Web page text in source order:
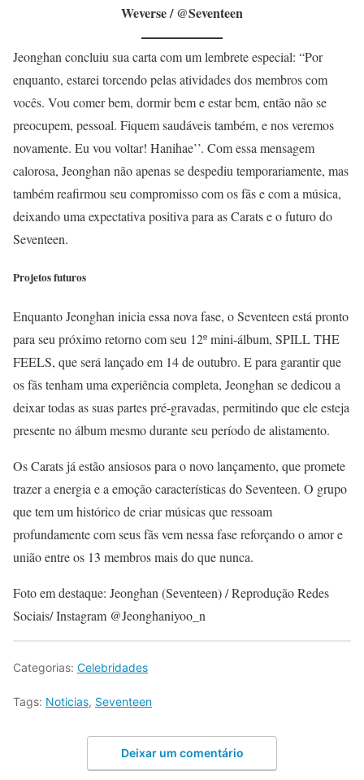
Weverse / @Seventeen
Jeonghan concluiu sua carta com um lembrete especial: “Por
enquanto, estarei torcendo pelas atividades dos membros com
vocês. Vou comer bem, dormir bem e estar bem, então não se
preocupem, pessoal. Fiquem saudáveis também, e nos veremos
novamente. Eu vou voltar! Hanihae’’. Com essa mensagem
calorosa, Jeonghan não apenas se despediu temporariamente, mas
também reafirmou seu compromisso com os fãs e com a música,
deixando uma expectativa positiva para as Carats e o futuro do
Seventeen.
Projetos futuros
Enquanto Jeonghan inicia essa nova fase, o Seventeen está pronto
para seu próximo retorno com seu 12º mini-álbum, SPILL THE
FEELS, que será lançado em 14 de outubro. E para garantir que
os fãs tenham uma experiência completa, Jeonghan se dedicou a
deixar todas as suas partes pré-gravadas, permitindo que ele esteja
presente no álbum mesmo durante seu período de alistamento.
Os Carats já estão ansiosos para o novo lançamento, que promete
trazer a energia e a emoção características do Seventeen. O grupo
que tem um histórico de criar músicas que ressoam
profundamente com seus fãs vem nessa fase reforçando o amor e
união entre os 13 membros mais do que nunca.
Foto em destaque: Jeonghan (Seventeen) / Reprodução Redes
Sociais/ Instagram @Jeonghaniyoo_n
Categorias: Celebridades
Tags: Noticias, Seventeen
Deixar um comentário